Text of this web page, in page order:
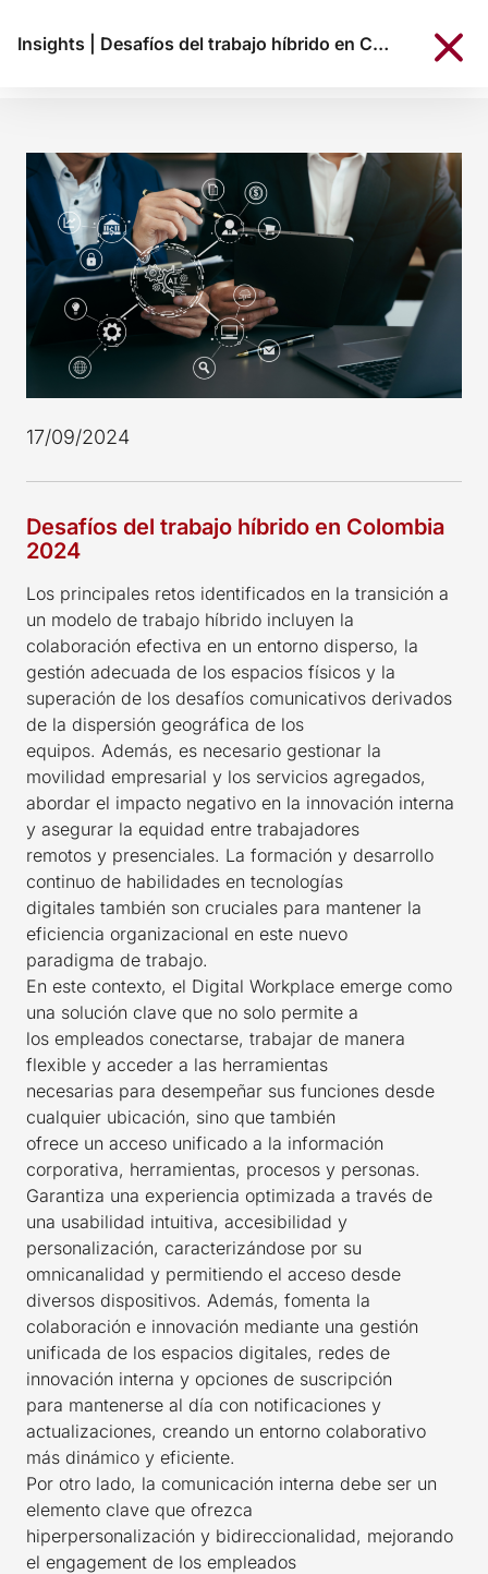
Insights Desafíos del trabajo híbrido en Colombia 2024
17/09/2024
Desafíos del trabajo híbrido en Colombia
2024
Los principales retos identificados en la transición a
un modelo de trabajo híbrido incluyen la
colaboración efectiva en un entorno disperso, la
gestión adecuada de los espacios físicos y la
superación de los desafíos comunicativos derivados
de la dispersión geográfica de los
equipos. Además, es necesario gestionar la
movilidad empresarial y los servicios agregados,
abordar el impacto negativo en la innovación interna
y asegurar la equidad entre trabajadores
remotos y presenciales. La formación y desarrollo
continuo de habilidades en tecnologías
digitales también son cruciales para mantener la
eficiencia organizacional en este nuevo
paradigma de trabajo.
En este contexto, el Digital Workplace emerge como
una solución clave que no solo permite a
los empleados conectarse, trabajar de manera
flexible y acceder a las herramientas
necesarias para desempeñar sus funciones desde
cualquier ubicación, sino que también
ofrece un acceso unificado a la información
corporativa, herramientas, procesos y personas.
Garantiza una experiencia optimizada a través de
una usabilidad intuitiva, accesibilidad y
personalización, caracterizándose por su
omnicanalidad y permitiendo el acceso desde
diversos dispositivos. Además, fomenta la
colaboración e innovación mediante una gestión
unificada de los espacios digitales, redes de
innovación interna y opciones de suscripción
para mantenerse al día con notificaciones y
actualizaciones, creando un entorno colaborativo
más dinámico y eficiente.
Por otro lado, la comunicación interna debe ser un
elemento clave que ofrezca
hiperpersonalización y bidireccionalidad, mejorando
el engagement de los empleados